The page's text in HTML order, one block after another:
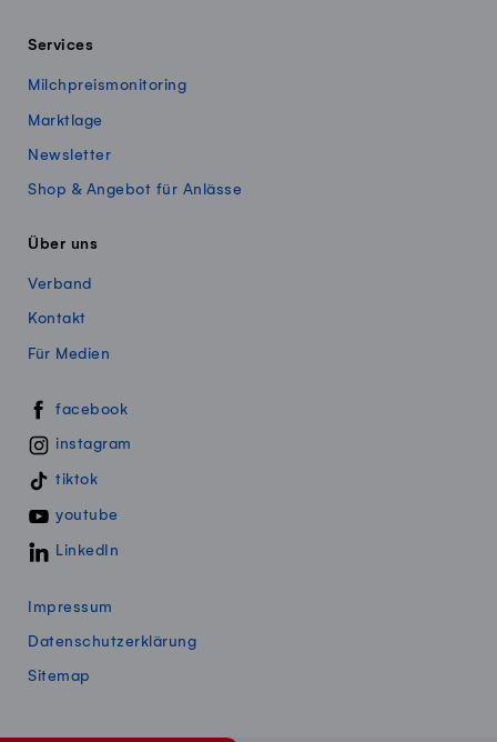
Services
Milchpreismonitoring
Marktlage
Newsletter
Shop & Angebot für Anlässe
Über uns
Verband
Kontakt
Für Medien
Swissmillk auf Social Media
facebook
instagram
tiktok
youtube
LinkedIn
Impressum
Datenschutzerklärung
Sitemap